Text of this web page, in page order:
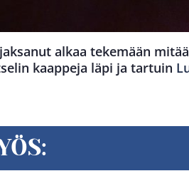
alkaa tekemään
kaappeja läpi ja tartuin